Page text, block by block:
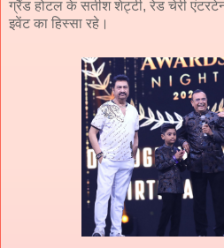
ग्रैंड होटल के सतीश शेट्टी, रेड चेरी
इवेंट का हिस्सा रहे।